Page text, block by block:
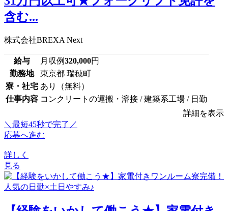
含む...
株式会社BREXA Next
給与 月収例320,000円
勤務地
東京都 瑞穂町
寮・社宅 あり（無料）
仕事内容 コンクリートの運搬・溶接 / 建築系工場 / 日勤
詳細を表示
＼最短45秒で完了／
応募へ進む
詳しく
見る